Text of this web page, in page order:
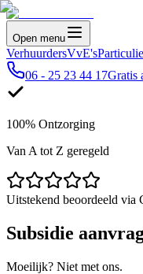
Open menu
VerhuurdersVvE's
06 - 25 23 44 17Gratis
100% Ontzorging
Van A tot Z geregeld
Uitstekend beoordeeld via
Subsidie
Moeilijk? Niet met ons.